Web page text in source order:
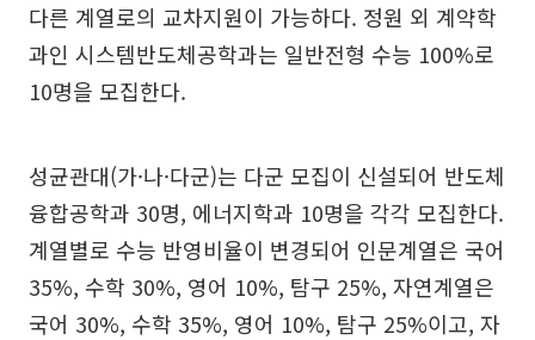
다른 계열로의 교차지원이 가능하다. 정원 외 계약학
과인 시스템반도체공학과는 일반전형 수능 100%로
10명을 모집한다.
성균관대(가·나·다군)는 다군 모집이 신설되어 반도체
융합공학과 30명, 에너지학과 10명을 각각 모집한다.
계열별로 수능 반영비율이 변경되어 인문계열은 국어
35%, 수학 30%, 영어 10%, 탐구 25%, 자연계열은
국어 30%, 수학 35%, 영어 10%, 탐구 25%이고, 자